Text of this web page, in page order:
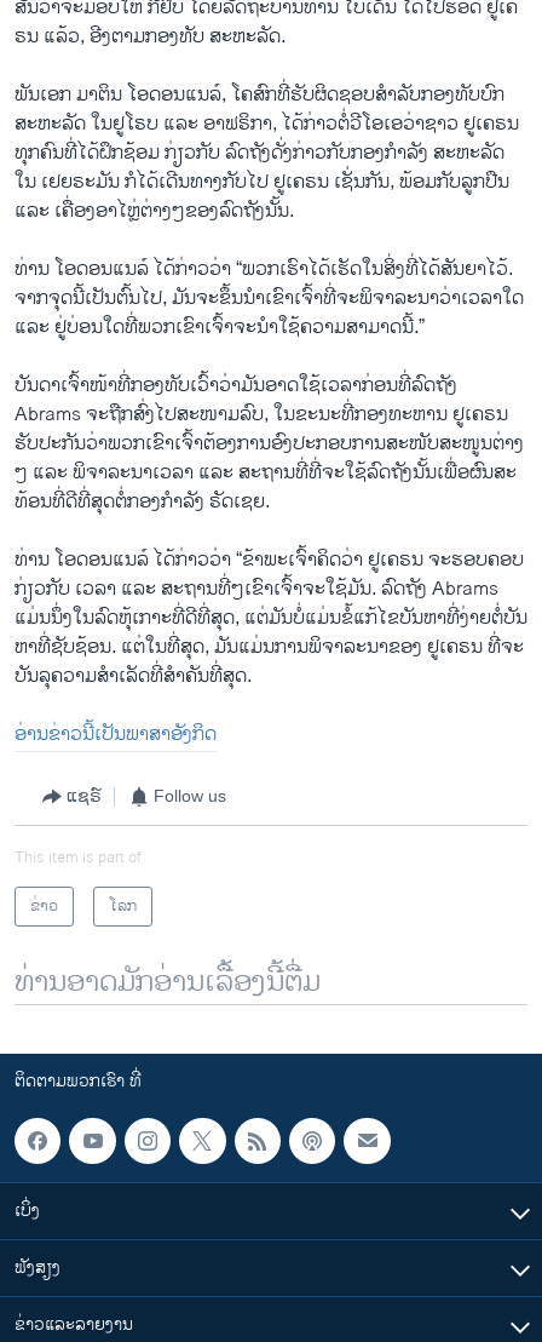
ພາສາຕ່າງໆ
ສັນ​ວ່າ​ຈະ​ມອບ​ໃຫ້ ກີ​ຢິບ ໂດຍ​ລັດ​ຖະ​ບານ​ທ່ານ ໄບ​ເດັນ ໄດ້​ໄປ​ຮອດ​ ຢູ​ເຄ​
ຣນ ແລ້ວ, ອີງ​ຕາມກອງ​ທັບ ສະ​ຫະ​ລັດ.
ພັນ​ເອກ ມາ​ຕິນ ໂອດອນ​ແນ​ລ໌, ໂຄ​ສົກ​ທີ່​ຮັບ​ຜິດ​ຊອບ​ສຳ​ລັບ​ກອງ​ທັບ​ບົກ​
ສະ​ຫະ​ລັດ ໃນຢູ​ໂຣບ ແລະ ອາ​ຟ​ຣິ​ກາ, ໄດ້​ກ່າວ​ຕໍ່​ວີ​ໂອ​ເອ​ວ່າ​ຊາວ ຢູ​ເຄ​ຣນ
ທຸກ​ຄົນ​ທີ່​ໄດ້​ຝຶກ​ຊ້ອມ ກ່ຽວ​ກັບ ລົດ​ຖັງ​ດັ່ງ​ກ່າວ​ກັບ​ກອງ​ກຳ​ລັງ ສະ​ຫະ​ລັດ
ໃນ ເຢຍ​ຣະ​ມັນ ກໍ​ໄດ້​ເດີນ​ທາງ​ກັບ​ໄປ ຢູ​ເຄ​ຣນ ເຊັ່ນ​ກັນ, ພ້ອມ​ກັບ​ລູກ​ປືນ
ແລະ ເຄື່ອງ​ອາ​ໄຫຼ່​ຕ່າງໆ​ຂອງ​ລົດ​ຖັງ​ນັ້ນ.
ທ່ານ ໂອດອນ​ແນ​ລ໌ ໄດ້​ກ່າວ​ວ່າ “ພວກ​ເຮົາ​ໄດ້​ເຮັດ​ໃນ​ສິ່ງ​ທີ່​ໄດ້​ສັນ​ຍາ​ໄວ້.
ຈາກ​ຈຸດນີ້​ເປັນ​ຕົ້ນ​ໄປ, ມັນ​ຈະ​ຂຶ້ນ​ນຳ​ເຂົາ​ເຈົ້າ​ທີ່​ຈະ​ພິ​ຈາ​ລະ​ນາ​ວ່າ​ເວ​ລາ​ໃດ
ແລະ ຢູ່​ບ່ອນໃດ​ທີ່​ພວກ​ເຂົາ​ເຈົ້າ​ຈະ​ນຳ​ໃຊ້​ຄວາມ​ສາ​ມາດນີ້.”
ບັນ​ດາ​ເຈົ້າ​ໜ້າ​ທີ່ກອງ​ທັບ​ເວົ້າ​ວ່າ​ມັນ​ອາດ​ໃຊ້​ເວ​ລາ​ກ່ອນ​ທີ່​ລົດ​ຖັງ
Abrams ຈະ​ຖືກ​ສົ່ງ​ໄປ​ສະ​ໜາມ​ລົບ, ໃນ​ຂະ​ນະ​ທີ່ກອງ​ທະ​ຫານ ຢູ​ເຄ​ຣນ
ຮັບ​ປະ​ກັນ​ວ່າ​ພວກ​ເຂົາ​ເຈົ້າ​ຕ້ອງ​ການ​ອົງ​ປະ​ກອບ​ການ​ສະ​ໜັບ​ສະ​ໜູນ​ຕ່າງ
ໆ ແລະ ພິ​ຈາ​ລະ​ນາ​ເວ​ລາ ແລະ ສະ​ຖານ​ທີ່​ທີ່​ຈະ​ໃຊ້​ລົດ​ຖັງ​ນັ້ນ​ເພື່ອ​ຜົນ​ສະ​
ທ້ອນ​ທີ່​ດີ​ທີ່​ສຸດ​ຕໍ່​ກອງ​ກຳ​ລັງ ຣັດ​ເຊຍ.
ທ່ານ ໂອດອນ​ແນ​ລ໌ ໄດ້​ກ່າວ​ວ່າ “ຂ້າ​ພະ​ເຈົ້າ​ຄິດ​ວ່າ ຢູ​ເຄ​ຣນ ຈະ​ຮອບ​ຄອບ
ກ່ຽວ​ກັບ ເວ​ລາ ແລະ ສະ​ຖານ​ທີ່ໆ​ເຂົາ​ເຈົ້າ​ຈະ​ໃຊ້​ມັນ. ລົດ​ຖັງ Abrams
ແມ່ນ​ນຶ່ງ​ໃນ​ລົດ​ຫຸ້​ເກາະ​ທີ່​ດີ​ທີ່​ສຸດ, ແຕ່​ມັນ​ບໍ່​ແມ່ນ​ຂໍ້​ແກ້​ໄຂ​ບັນ​ຫ​າ​ທີ່​ງ່າຍ​ຕໍ່​ບັ​ນ​
ຫາ​ທີ່​ຊັບ​ຊ້ອນ. ແຕ່​ໃນ​ທີ່​ສຸດ, ມັນ​ແມ່ນ​ການ​ພິ​ຈາ​ລະ​ນາ​ຂອງ ຢູ​ເຄ​ຣນ ທີ່​ຈະ
ບັນ​ລຸ​ຄວາມສຳ​ເລັດ​ທີ່​ສຳ​ຄັນ​ທີ່​ສຸດ.
ອ່ານ​ຂ່າວນີ້​ເປັນ​ພາ​ສາ​ອັງ​ກິດ
ແຊຣ໌ Follow us
This item is part of
ຂ່າວ
ໂລກ
ທ່ານອາດມັກອ່ານເລື້ອງນີ້ຕື່ມ
ຕິດຕາມພວກເຮົາ ທີ່
ເບິ່ງ
ຟັງສຽງ
ຂ່າວແລະລາຍງານ